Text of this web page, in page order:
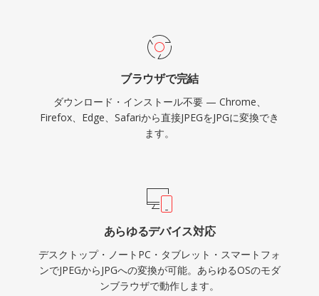
ブラウザで完結
ダウンロード・インストール不要 — Chrome、
Firefox、Edge、Safariから直接JPEGをJPGに変換でき
ます。
あらゆるデバイス対応
デスクトップ・ノートPC・タブレット・スマートフォ
ンでJPEGからJPGへの変換が可能。あらゆるOSのモダ
ンブラウザで動作します。